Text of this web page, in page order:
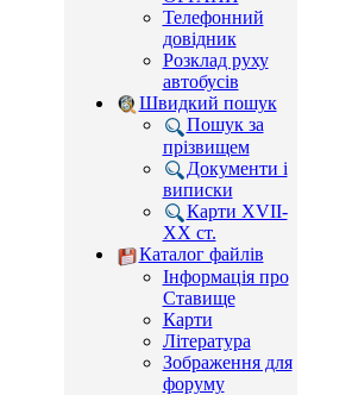
Телефонний
довідник
Розклад руху
автобусів
Швидкий пошук
Пошук за
прізвищем
Документи і
виписки
Карти XVII-
XX ст.
Каталог файлів
Інформація про
Ставище
Карти
Література
Зображення для
форуму